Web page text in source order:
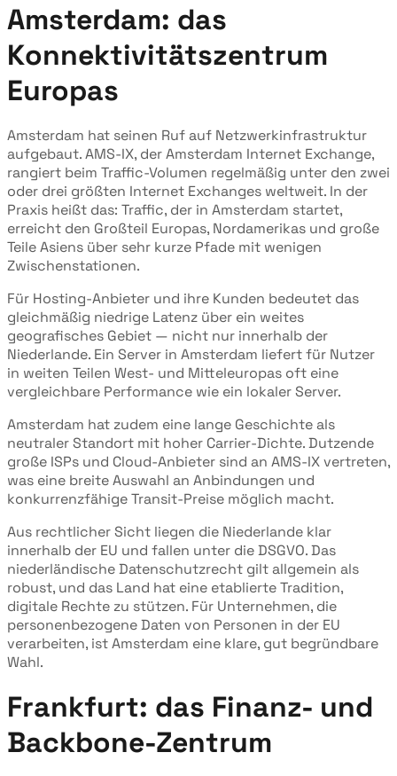
Amsterdam: das
Konnektivitätszentrum
Europas
Amsterdam hat seinen Ruf auf Netzwerkinfrastruktur
aufgebaut. AMS-IX, der Amsterdam Internet Exchange,
rangiert beim Traffic-Volumen regelmäßig unter den zwei
oder drei größten Internet Exchanges weltweit. In der
Praxis heißt das: Traffic, der in Amsterdam startet,
erreicht den Großteil Europas, Nordamerikas und große
Teile Asiens über sehr kurze Pfade mit wenigen
Zwischenstationen.
Für Hosting-Anbieter und ihre Kunden bedeutet das
gleichmäßig niedrige Latenz über ein weites
geografisches Gebiet — nicht nur innerhalb der
Niederlande. Ein Server in Amsterdam liefert für Nutzer
in weiten Teilen West- und Mitteleuropas oft eine
vergleichbare Performance wie ein lokaler Server.
Amsterdam hat zudem eine lange Geschichte als
neutraler Standort mit hoher Carrier-Dichte. Dutzende
große ISPs und Cloud-Anbieter sind an AMS-IX vertreten,
was eine breite Auswahl an Anbindungen und
konkurrenzfähige Transit-Preise möglich macht.
Aus rechtlicher Sicht liegen die Niederlande klar
innerhalb der EU und fallen unter die DSGVO. Das
niederländische Datenschutzrecht gilt allgemein als
robust, und das Land hat eine etablierte Tradition,
digitale Rechte zu stützen. Für Unternehmen, die
personenbezogene Daten von Personen in der EU
verarbeiten, ist Amsterdam eine klare, gut begründbare
Wahl.
Frankfurt: das Finanz- und
Backbone-Zentrum